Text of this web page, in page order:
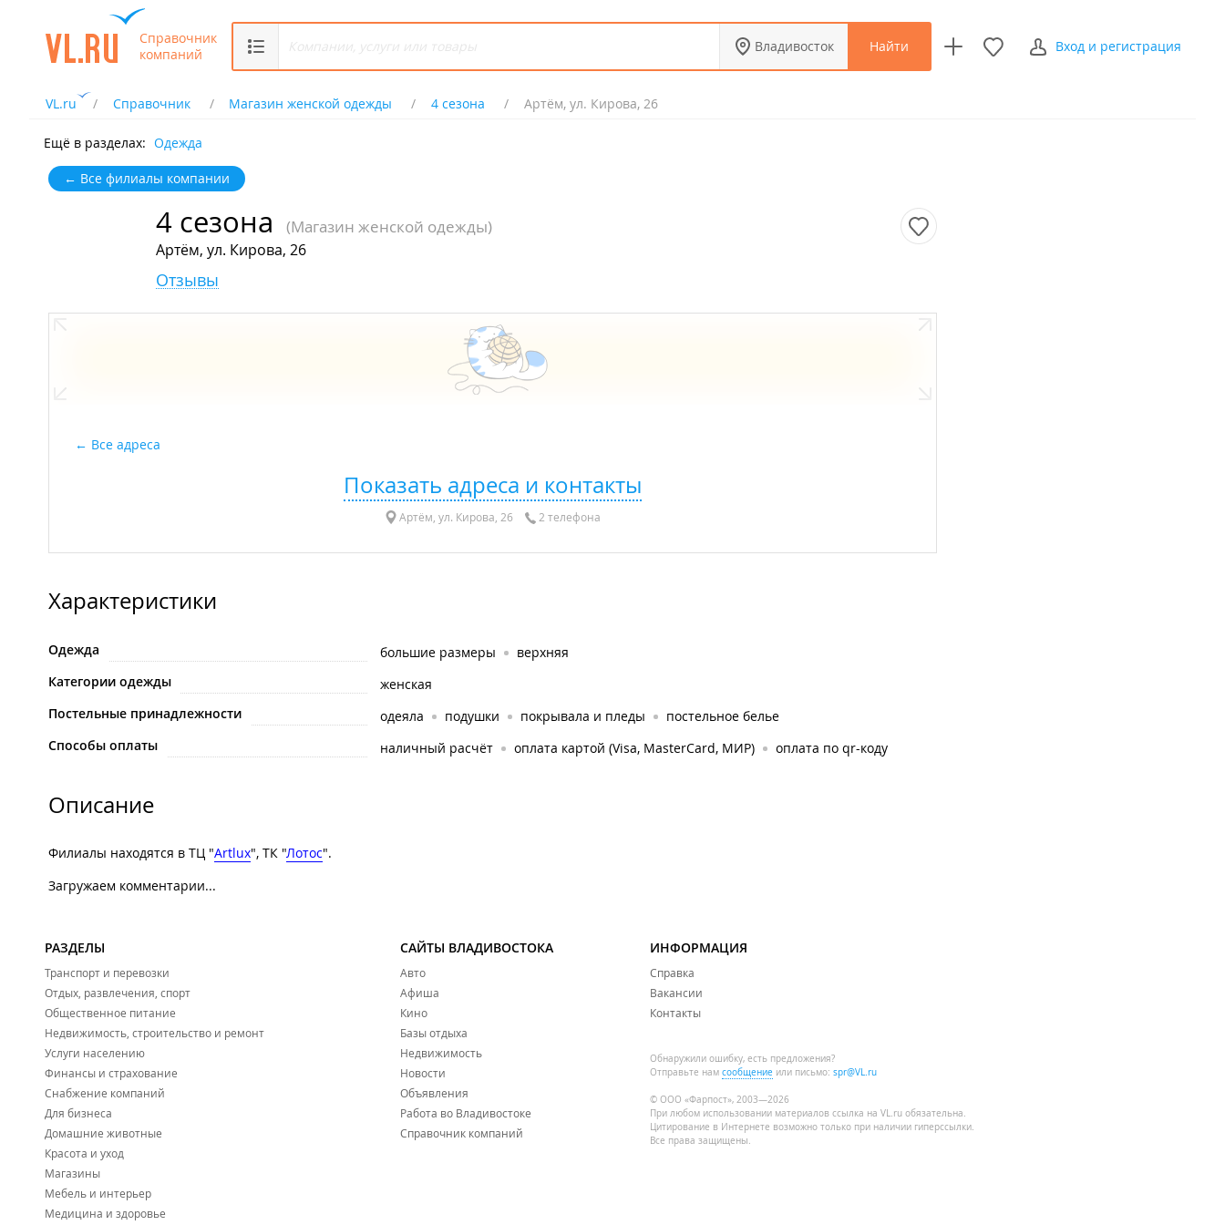
Справочник
компаний
Владивосток Найти Вход и регистрация
VL.ru Справочник Магазин женской одежды 4 сезона Артём, ул. Кирова, 26
Ещё в разделах: Одежда
← Все филиалы компании
4 сезона (Магазин женской одежды)
Артём, ул. Кирова, 26
Отзывы
Все адреса
Показать адреса и контакты
Артём, ул. Кирова, 26 2 телефона
Характеристики
Одежда большие размеры
верхняя
Категории одежды
женская
Постельные принадлежности
одеяла подушки покрывала и пледы
постельное белье
Способы оплаты
наличный расчёт оплата картой (Visa, MasterCard, МИР) оплата по qr-коду
Описание
Филиалы находятся в ТЦ "Artlux", ТК "Лотос".
Загружаем комментарии...
РАЗДЕЛЫ
Транспорт и перевозки
Отдых, развлечения, спорт
Общественное питание
Недвижимость, строительство и ремонт
Услуги населению
Финансы и страхование
Снабжение компаний
Для бизнеса
Домашние животные
Красота и уход
Магазины
Мебель и интерьер
Медицина и здоровье
САЙТЫ ВЛАДИВОСТОКА
Авто
Афиша
Кино
Базы отдыха
Недвижимость
Новости
Объявления
Работа во Владивостоке
Справочник компаний
ИНФОРМАЦИЯ
Справка
Вакансии
Контакты
Обнаружили ошибку, есть предложения?
Отправьте нам сообщение или письмо: spr@VL.ru
© ООО «Фарпост», 2003—2026
При любом использовании материалов ссылка на VL.ru обязательна.
Цитирование в Интернете возможно только при наличии гиперссылки.
Все права защищены.